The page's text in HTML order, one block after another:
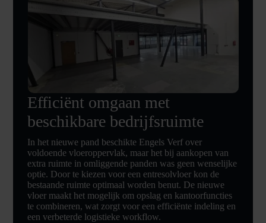
Efficiënt omgaan met
beschikbare bedrijfsruimte
In het nieuwe pand beschikte Engels Verf over
voldoende vloeroppervlak, maar het bij aankopen van
extra ruimte in omliggende panden was geen wenselijke
optie. Door te kiezen voor een entresolvloer kon de
bestaande ruimte optimaal worden benut. De nieuwe
vloer maakt het mogelijk om opslag en kantoorfuncties
te combineren, wat zorgt voor een efficiënte indeling en
een verbeterde logistieke workflow.